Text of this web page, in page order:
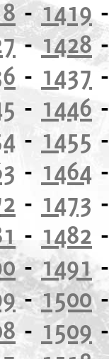
- 1419
-1428
- 1437
- 1446
- 1455
- 1464
- 1473
- 1482
-1491
-1500
- 1509